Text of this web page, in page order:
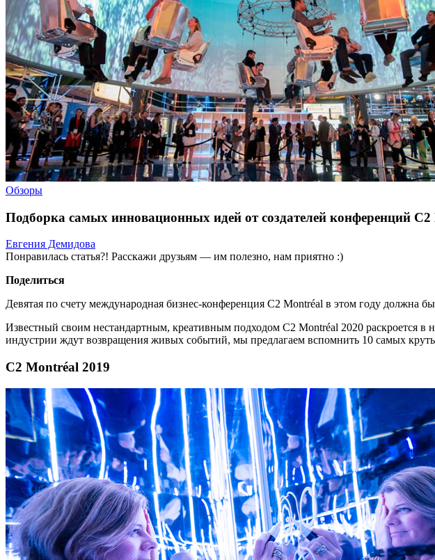
Обзоры
Подборка самых инновационных идей от создателей конференций
Евгения Демидова
Понравилась статья?! Расскажи друзьям — им полезно, нам приятно :)
Поделиться
Девятая по счету международная бизнес-конференция C2 Montréal в этом году должна
Известный своим нестандартным, креативным подходом C2 Montréal 2020 раскроется
индустрии ждут возвращения живых событий, мы предлагаем вспомнить 10 самых
C2 Montréal 2019